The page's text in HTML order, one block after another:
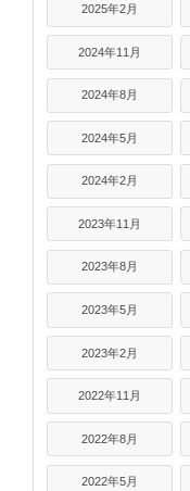
2025年2月
2024年11月
2024年8月
2024年5月
2024年2月
2023年11月
2023年8月
2023年5月
2023年2月
2022年11月
2022年8月
2022年5月